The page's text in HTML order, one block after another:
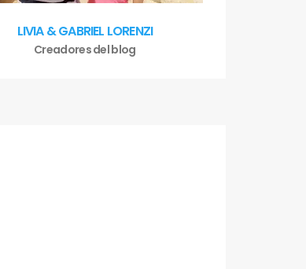
LIVIA & GABRIEL LORENZI
Creadores del blog